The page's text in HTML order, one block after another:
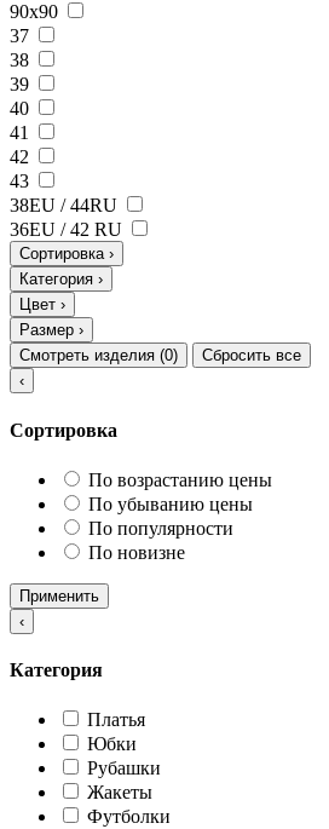
90х90
37
38
39
40
41
42
43
38ЕU / 44RU
36EU / 42 RU
Сортировка ›
Категория ›
Цвет ›
Размер ›
Смотреть изделия (0)
Сбросить все
‹
Сортировка
По возрастанию цены
По убыванию цены
По популярности
По новизне
Применить
‹
Категория
Платья
Юбки
Рубашки
Жакеты
Футболки